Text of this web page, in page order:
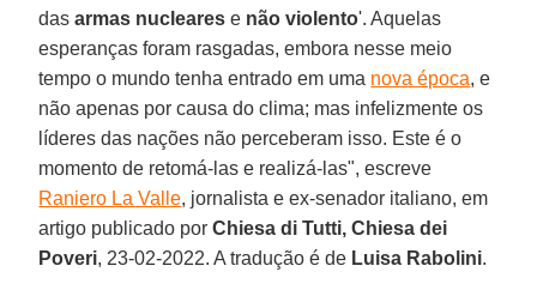
dasarmas nucleares e não violento'. Aquelas
esperanças foram rasgadas, embora nesse meio
tempo o mundo tenha entrado em uma nova época, e
não apenas por causa do clima; mas infelizmente os
líderes das nações não perceberam isso. Este é o
momento de retomá-las e realizá-las", escreve
Raniero La Valle, jornalista e ex-senador italiano, em
artigo publicado porChiesa di Tutti, Chiesa dei
Poveri, 23-02-2022. A tradução é de Luisa Rabolini.